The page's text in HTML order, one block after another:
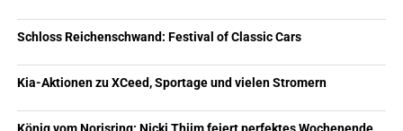
Schloss Reichenschwand: Festival of Classic Cars
Kia-Aktionen zu XCeed, Sportage und vielen Stromern